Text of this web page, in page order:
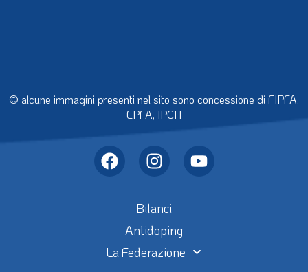
© alcune immagini presenti nel sito sono concessione di FIPFA,
EPFA, IPCH
Bilanci
Antidoping
La Federazione